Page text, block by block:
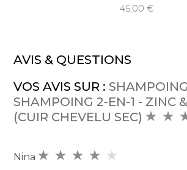
45,00
AVIS & QUESTIONS
VOS AVIS SUR :
SHAMPOING 2-EN-1 - ZINC
(CUIR CHEVELU SEC)
Nina